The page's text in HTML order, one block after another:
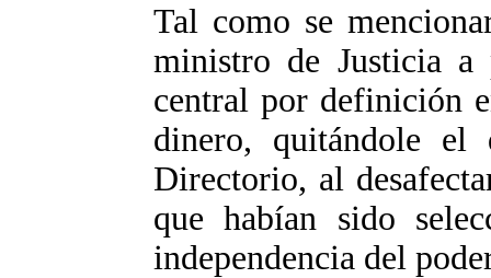
Tal como se
ministro de Justicia a
central por definición
dinero, quitándole el
Directorio, al
que habían sido
independencia del